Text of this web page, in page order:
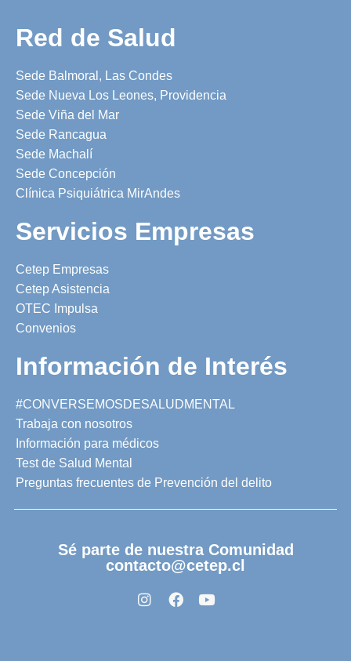
Red de Salud
Sede Balmoral, Las Condes
Sede Nueva Los Leones, Providencia
Sede Viña del Mar
Sede Rancagua
Sede Machalí
Sede Concepción
Clínica Psiquiátrica MirAndes
Servicios Empresas
Cetep Empresas
Cetep Asistencia
OTEC Impulsa
Convenios
Información de Interés
#CONVERSEMOSDESALUDMENTAL
Trabaja con nosotros
Información para médicos
Test de Salud Mental
Preguntas frecuentes de Prevención del delito
Sé parte de nuestra Comunidad
contacto@cetep.cl